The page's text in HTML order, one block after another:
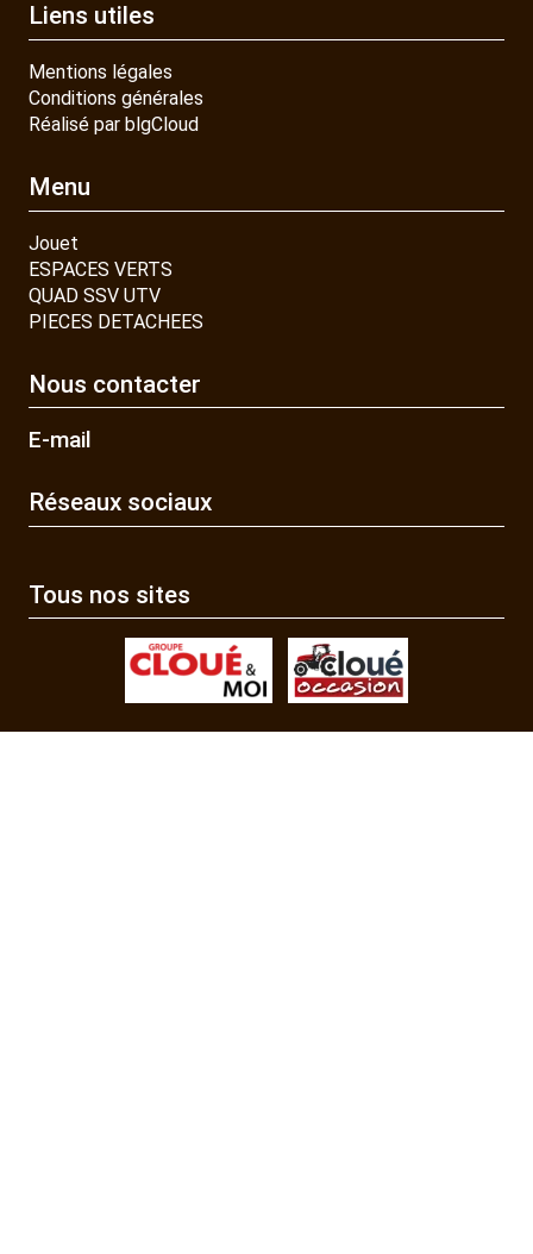
Liens utiles
Mentions légales
Conditions générales
Réalisé par blgCloud
Menu
Jouet
ESPACES VERTS
QUAD SSV UTV
PIECES DETACHEES
Nous contacter
E-mail
Réseaux sociaux
Tous nos sites